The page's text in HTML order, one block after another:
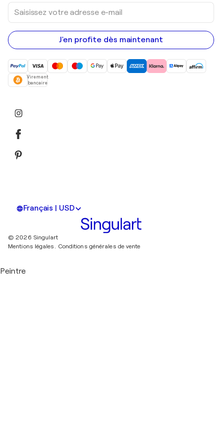
Saisissez
votre
adresse
e-
mail
J'en profite dès maintenant
Virement
bancaire
Français | USD
© 2026 Singulart
Mentions légales. Conditions générales de vente
Peintre